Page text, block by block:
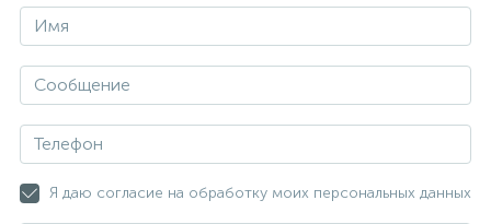
Я даю согласие на обработку моих персональных данных